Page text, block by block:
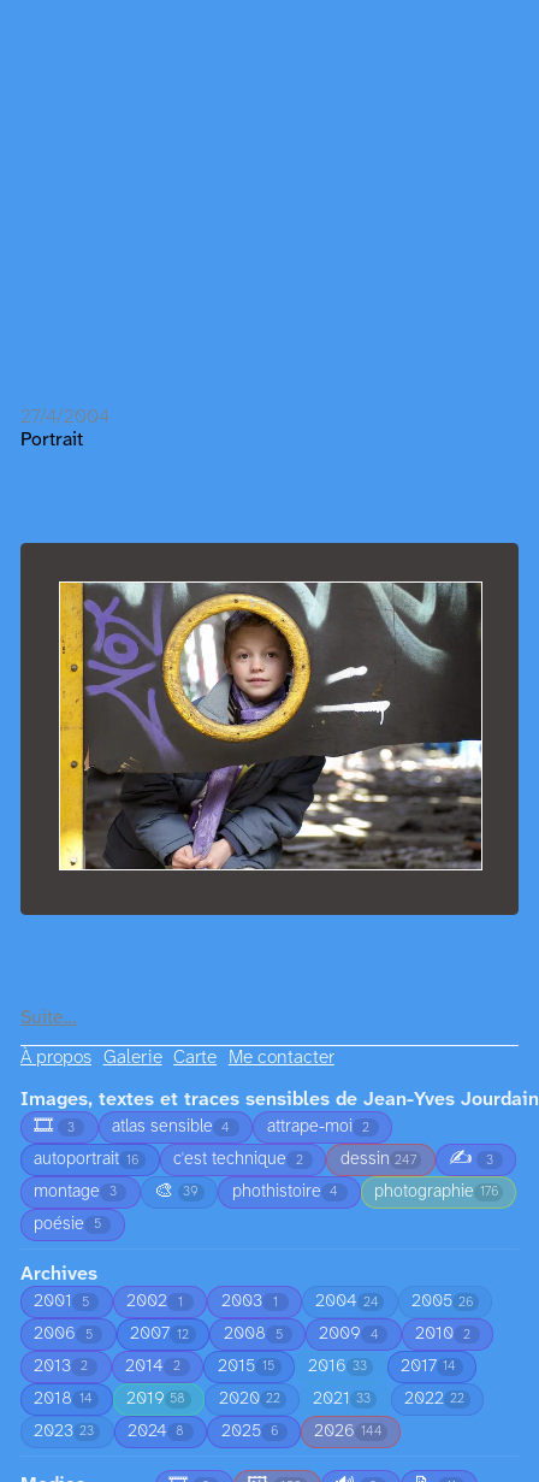
27/4/2004
Portrait
Suite…
À propos Galerie Carte Me contacter
Images, textes et traces sensibles de Jean-Yves Jourdain
🎞️
3 atlas sensible 4 attrape-moi 2
autoportrait 16 c'est technique 2 dessin 247 ✍️ 3
montage 3 🎨 39 phothistoire 4 photographie 176
poésie 5
Archives
2001 5 2002 1 2003 1 2004 24 2005 26
2006 5 2007 12 2008 5 2009 4 2010 2
2013 2 2014 2 2015 15 2016 33 2017 14
2018 14 2019 58 2020 22 2021 33 2022 22
2023 23 2024 8 2025 6 2026 144